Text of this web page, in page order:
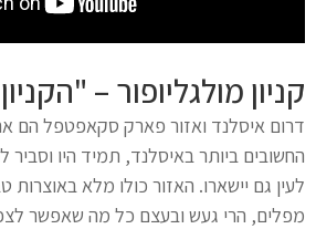
קניון מולגליופור –
דרום איסלנד ואזור פארק סקאפטפל הם
החשובים ביותר באיסלנד, תמיד היו וסביר
לעין גם יישארו. האזור כולו מלא באוצרות
מפלים, הרי געש ובעצם כל מה שאפשר